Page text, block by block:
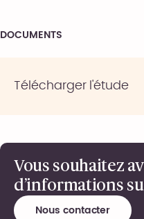
DOCUMENTS
Télécharger l'étude
Vous souhaitez
d’informations
Nous contacter